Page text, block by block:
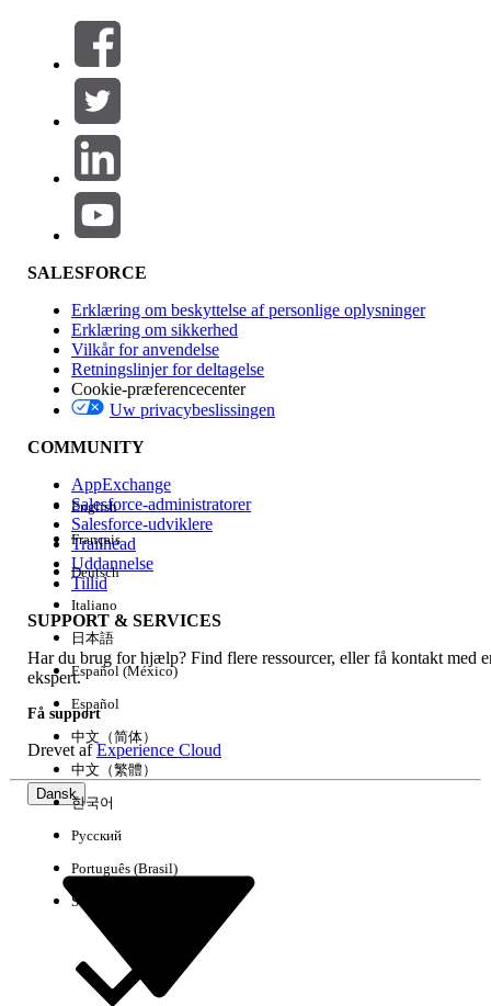
Filtre (0)
VÆLG FILTRE
Produktområde
Funktionspåvirkning
Version
Experience
Ryd alle Udført
SALESFORCE
Erklæring om beskyttelse af personlige oplysninger
Erklæring om sikkerhed
Vilkår for anvendelse
Retningslinjer for deltagelse
Cookie-præferencecenter
Uw privacybeslissingen
COMMUNITY
AppExchange
Salesforce-administratorer
Salesforce-udviklere
Trailhead
Uddannelse
Tillid
SUPPORT & SERVICES
Har du brug for hjælp? Find flere ressourcer, eller få kontakt med
ekspert.
Få support
Drevet afExperience Cloud
Dansk
English
Français
Deutsch
Italiano
日本語
Español (México)
Español
中文（简体）
中文（繁體）
한국어
Русский
Português (Brasil)
Suomi